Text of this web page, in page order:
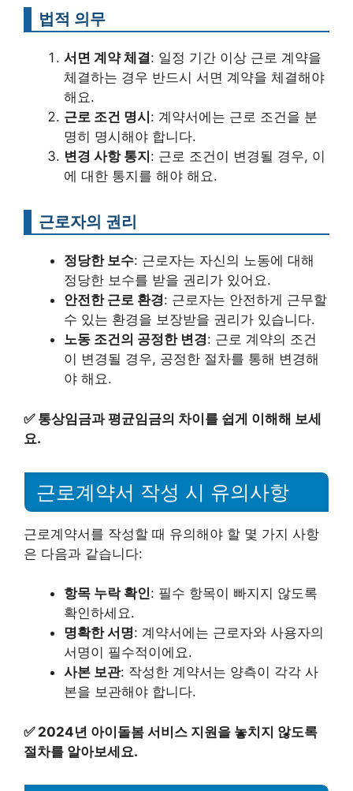
법적 의무
서면 계약 체결: 일정 기간 이상 근로 계약을
체결하는 경우 반드시 서면 계약을 체결해야
해요.
근로 조건 명시 : 계약서에는 근로 조건을 분
명히 명시해야 합니다.
변경 사항 통지 : 근로 조건이 변경될 경우, 이
에 대한 통지를 해야 해요.
근로자의 권리
정당한 보수: 근로자는 자신의 노동에 대해
정당한 보수를 받을 권리가 있어요.
안전한 근로 환경: 근로자는 안전하게 근무할
수 있는 환경을 보장받을 권리가 있습니다.
노동 조건의 공정한 변경: 근로 계약의 조건
이 변경될 경우, 공정한 절차를 통해 변경해
야 해요.
✅ 통상임금과 평균임금의 차이를 쉽게 이해해 보세
요.
근로계약서 작성 시 유의사항
근로계약서를 작성할 때 유의해야 할 몇 가지 사항
은 다음과 같습니다:
항목 누락 확인: 필수 항목이 빠지지 않도록
확인하세요.
명확한 서명: 계약서에는 근로자와 사용자의
서명이 필수적이에요.
사본 보관: 작성한 계약서는 양측이 각각 사
본을 보관해야 합니다.
✅ 2024년 아이돌봄 서비스 지원을 놓치지 않도록
절차를 알아보세요.